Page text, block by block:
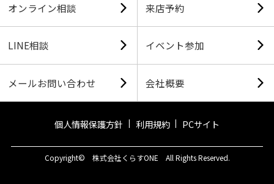
オンライン相談 来店予約
LINE相談 イベント参加
メールお問い合わせ 会社概要
個人情報保護方針 利用規約 PCサイト
Copyright© 株式会社くらすONE All Rights Reserved.